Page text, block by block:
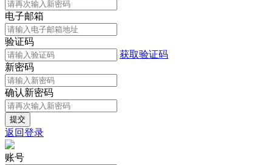
电子邮箱
验证码
获取验证码
新密码
确认新密码
返回登录
账号